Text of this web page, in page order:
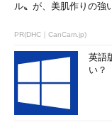
ル〟が、美肌作りの強
PR(DHC｜CanCam.jp)
英語
い？